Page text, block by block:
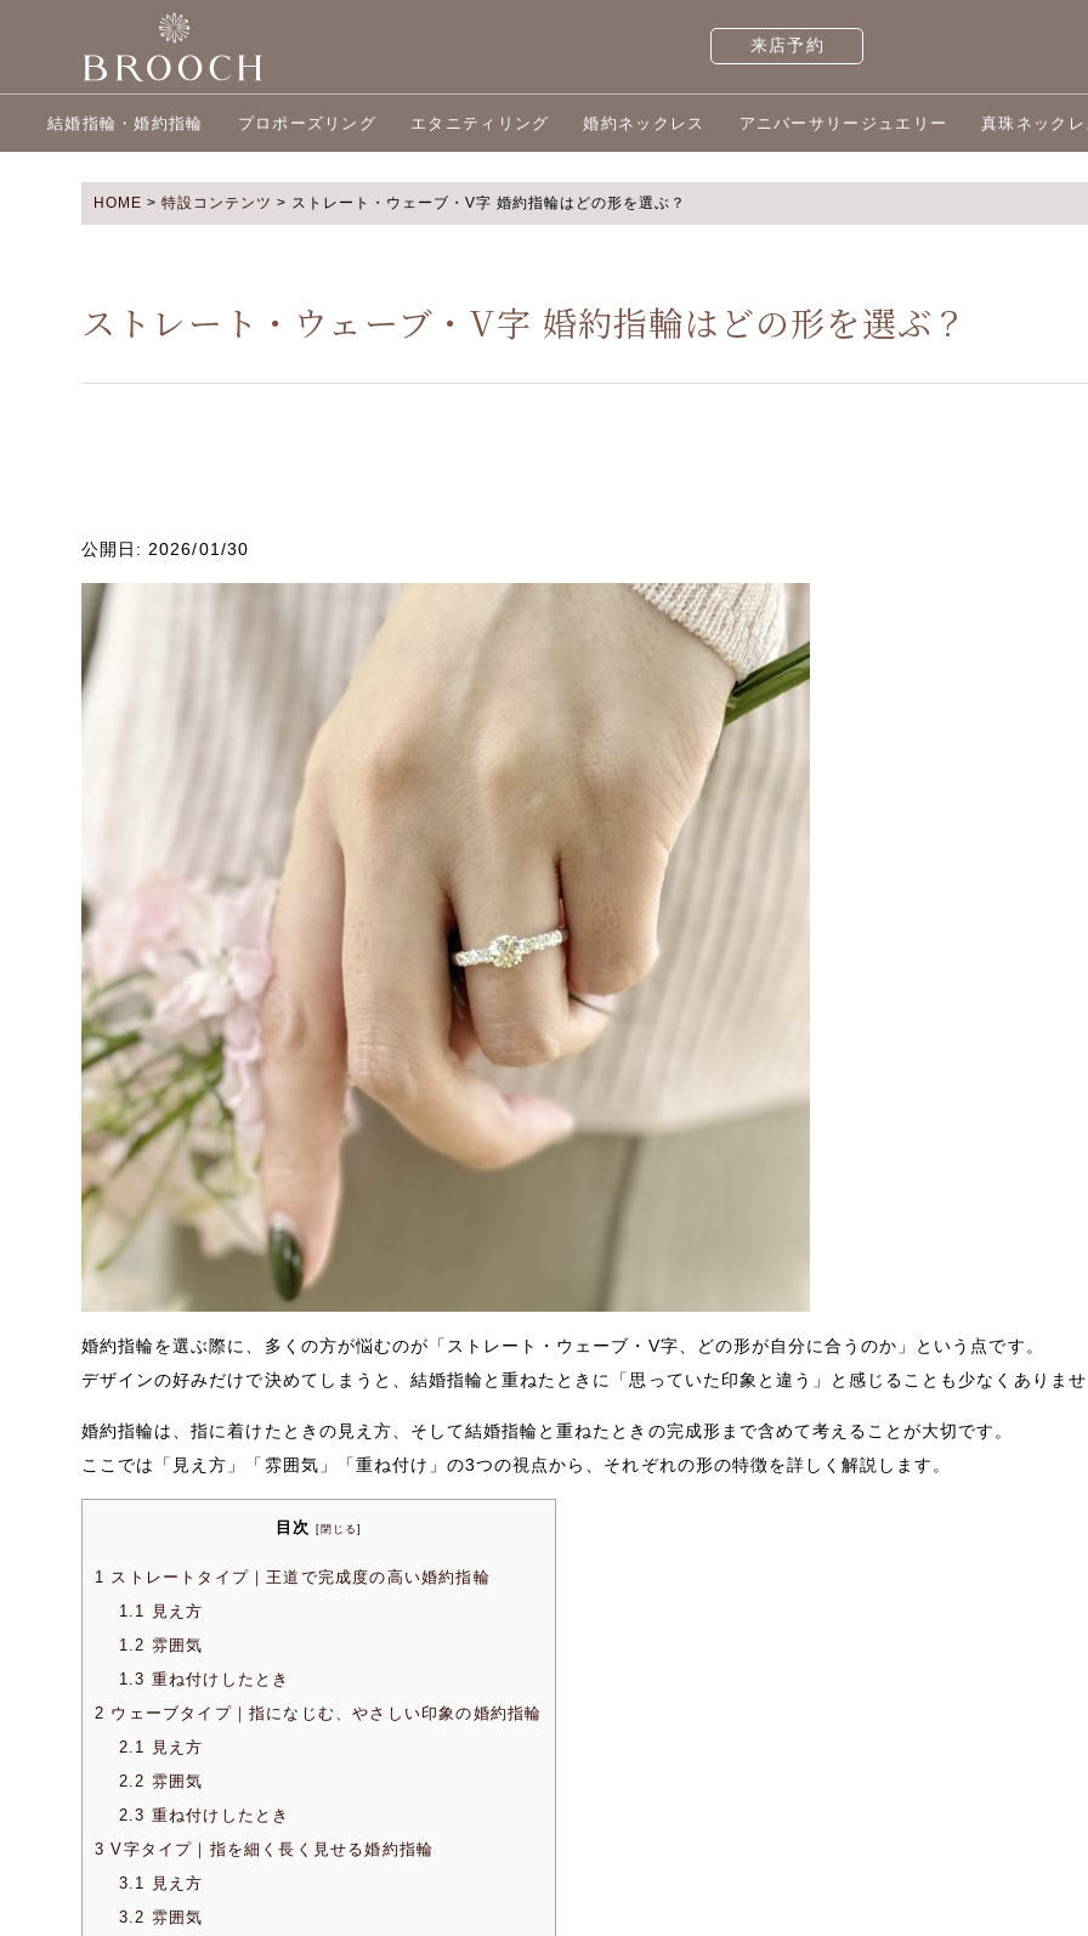
来店予約
結婚指輪・婚約指輪 プロポーズリング エタニティリング 婚約ネックレス アニバーサリージュエリー 真珠ネック
HOME > 特設コンテンツ > ストレート・ウェーブ・V字 婚約指輪はどの形を選ぶ？
ストレート・ウェーブ・V字 婚約指輪はどの形を選ぶ？
公開日: 2026/01/30
婚約指輪を選ぶ際に、多くの方が悩むのが「ストレート・ウェーブ・V字、どの形が自分に合うのか」という点です。
デザインの好みだけで決めてしまうと、結婚指輪と重ねたときに「思っていた印象と違う」と感じることも少なくありま
婚約指輪は、指に着けたときの見え方、そして結婚指輪と重ねたときの完成形まで含めて考えることが大切です。
ここでは「見え方」「雰囲気」「重ね付け」の3つの視点から、それぞれの形の特徴を詳しく解説します。
目次 [ 閉じる ]
1 ストレートタイプ｜王道で完成度の高い婚約指輪
1.1 見え方
1.2 雰囲気
1.3 重ね付けしたとき
2 ウェーブタイプ｜指になじむ、やさしい印象の婚約指輪
2.1 見え方
2.2 雰囲気
2.3 重ね付けしたとき
3 V字タイプ｜指を細く長く見せる婚約指輪
3.1 見え方
3.2 雰囲気